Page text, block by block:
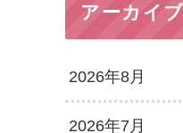
アーカイブ
2026年8月
2026年7月